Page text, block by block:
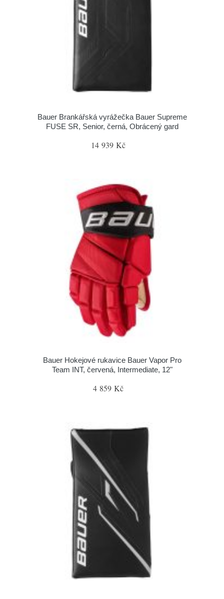
Bauer Brankářská vyrážečka Bauer Supreme
FUSE SR, Senior, černá, Obrácený gard
14 939 Kč
Bauer Hokejové rukavice Bauer Vapor Pro
Team INT, červená, Intermediate, 12"
4 859 Kč